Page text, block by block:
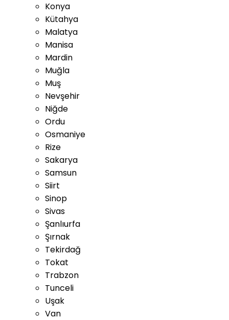
Konya
Kütahya
Malatya
Manisa
Mardin
Muğla
Muş
Nevşehir
Niğde
Ordu
Osmaniye
Rize
Sakarya
Samsun
Siirt
Sinop
Sivas
Şanlıurfa
Şırnak
Tekirdağ
Tokat
Trabzon
Tunceli
Uşak
Van